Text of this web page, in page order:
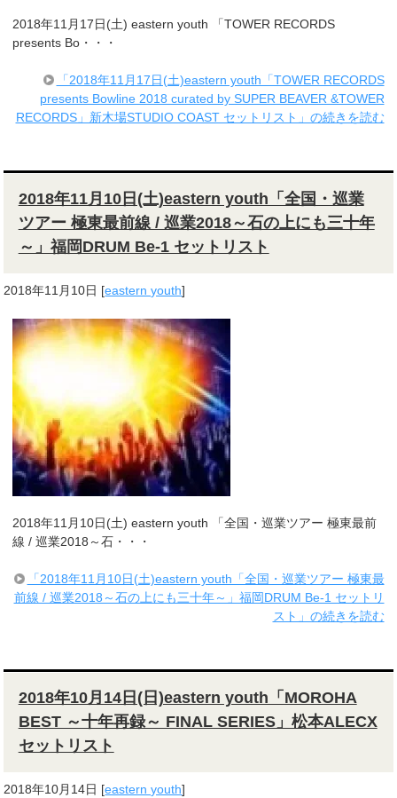
2018年11月17日(土) eastern youth 「TOWER RECORDS
presents Bo・・・
「2018年11月17日(土)eastern youth「TOWER RECORDS
presents Bowline 2018 curated by SUPER BEAVER &TOWER
RECORDS」新木場STUDIO COAST セットリスト」の続きを読む
2018年11月10日(土)eastern youth「全国・巡業
ツアー 極東最前線 / 巡業2018～石の上にも三十年
～」福岡DRUM Be-1 セットリスト
2018年11月10日 [eastern youth]
2018年11月10日(土) eastern youth 「全国・巡業ツアー 極東最前
線 / 巡業2018～石・・・
「2018年11月10日(土)eastern youth「全国・巡業ツアー 極東最
前線 / 巡業2018～石の上にも三十年～」福岡DRUM Be-1 セットリ
スト」の続きを読む
2018年10月14日(日)eastern youth「MOROHA
BEST ～十年再録～ FINAL SERIES」松本ALECX
セットリスト
2018年10月14日 [eastern youth]